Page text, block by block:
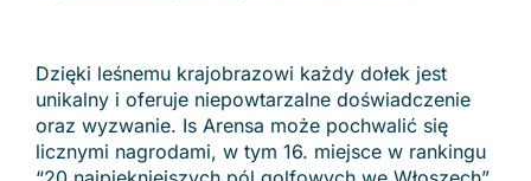
Dzięki leśnemu krajobrazowi każdy dołek jest
unikalny i oferuje niepowtarzalne doświadczenie
oraz wyzwanie. Is Arensa może pochwalić się
licznymi nagrodami, w tym 16. miejsce w rankingu